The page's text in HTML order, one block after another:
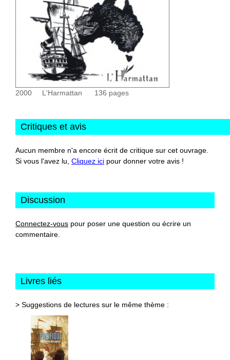
2000 L'Harmattan 136 pages
Critiques et avis
Aucun membre n'a encore écrit de critique sur cet ouvrage.
Si vous l'avez lu, Cliquez ici pour donner votre avis !
Discussion
Connectez-vous pour poser une question ou écrire un
commentaire.
Livres liés
> Suggestions de lectures sur le même thème :